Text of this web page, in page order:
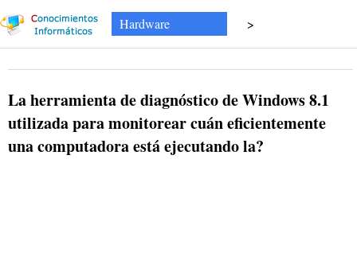
Hardware >
La herramienta de diagnóstico de Windows 8.1
utilizada para monitorear cuán eficientemente
una computadora está ejecutando la?